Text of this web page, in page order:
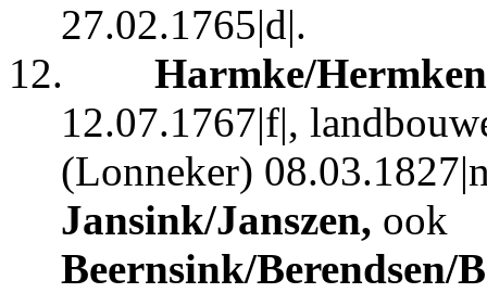
27.02.1765|d|.
12.
Harmke/
12.07.1767|f|,
(Lonneker)
Jansink/Janszen, ook
Beernsink/Berendsen/